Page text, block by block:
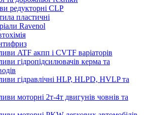
редукторні CLP
пластичні
Ravenol
ATF акпп і CVTF варіаторів
гідропідсилювачів керма та
гідравлічні HLP, HLPD, HVLP та
моторні 2т-4т двигунів човнів та